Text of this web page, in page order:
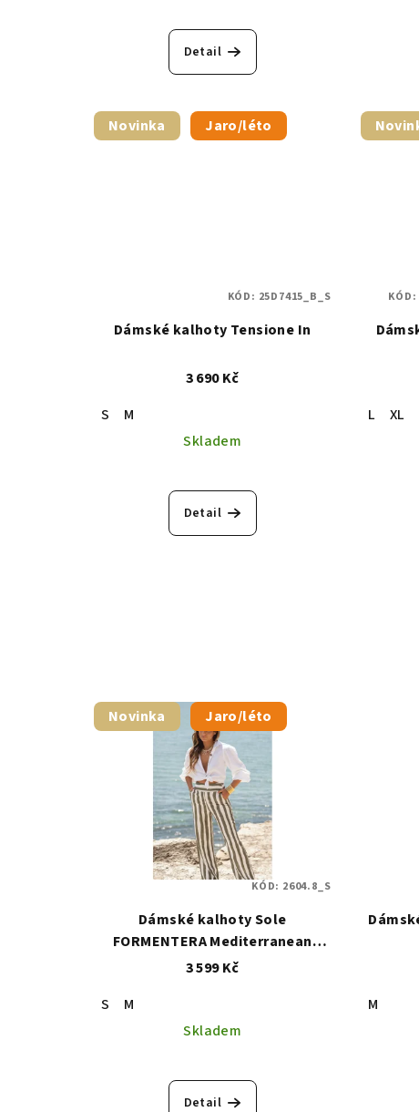
Detail
Novinka Jaro/léto
Dámské kalhoty Tensione In
3 690 Kč
S
M
Skladem
Detail
KÓD: 25D7415_B_S
L
XL
KÓD:
Novinka Jaro/léto
Dámské kalhoty Sole
FORMENTERA Mediterranean
Stripes
3 599 Kč
S
M
Skladem
Detail
KÓD: 2604.8_S
M